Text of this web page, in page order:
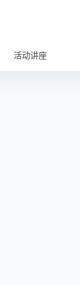
活动讲座